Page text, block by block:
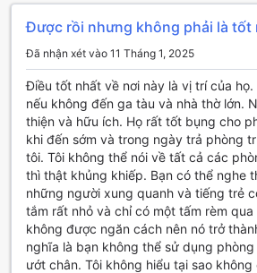
Khách sạn Veneto tọa lạc ở Florence,
tiên, khách sạn cung cấp dịch vụ đưa
bảo khách hàng có một chuyến đi
Ngoài ra, khách sạn cũng cung cấp
hàng có thể khám phá thành phố
dàng và thú vị.
Khách sạn Veneto cũng có dịch vụ đậu
xe để khách hàng có thể an tâm về
hàng muốn sử dụng dịch vụ taxi,
đặt xe và cung cấp thông tin cần thiết.
còn cung cấp dịch vụ bán vé và hỗ
động giải trí và tham quan trong khu
vụ đậu xe sẽ áp dụng phí.
Được rồi nhưng không phải là tốt
Đã nhận xét vào 11 Tháng 1, 2025
Điều tốt nhất về nơi này là vị trí của họ.
nếu không đến ga tàu và nhà thờ lớn.
thiện và hữu ích. Họ rất tốt bụng cho
khi đến sớm và trong ngày trả phòng
tôi. Tôi không thể nói về tất cả các
thì thật khủng khiếp. Bạn có thể nghe
những người xung quanh và tiếng trẻ
tắm rất nhỏ và chỉ có một tấm rèm
không được ngăn cách nên nó trở
nghĩa là bạn không thể sử dụng
ướt chân. Tôi không hiểu tại sao không